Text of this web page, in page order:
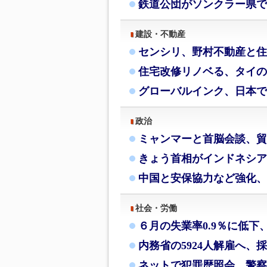
鉄道公団がソンクラー県
建設・不動産
センシリ、野村不動産と
住宅改修リノベる、タイ
グローバルインク、日本
政治
ミャンマーと首脳会談、
きょう首相がインドネシ
中国と安保協力など強化
社会・労働
６月の失業率0.9％に低下
内務省の5924人解雇へ、